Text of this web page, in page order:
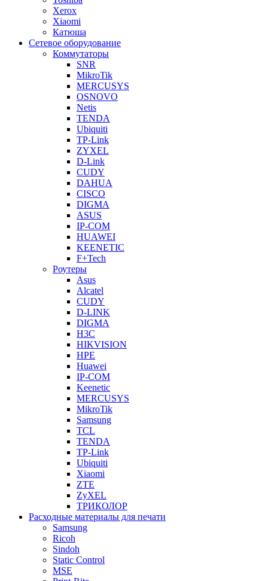
Xerox
Xiaomi
Катюша
Сетевое оборудование
Коммутаторы
SNR
MikroTik
MERCUSYS
OSNOVO
Netis
TENDA
Ubiquiti
TP-Link
ZYXEL
D-Link
CUDY
DAHUA
CISCO
DIGMA
ASUS
IP-COM
HUAWEI
KEENETIC
F+Tech
Роутеры
Asus
Alcatel
CUDY
D-LINK
DIGMA
H3C
HIKVISION
HPE
Huawei
IP-COM
Keenetic
MERCUSYS
MikroTik
Samsung
TCL
TENDA
TP-Link
Ubiquiti
Xiaomi
ZTE
ZyXEL
ТРИКОЛОР
Расходные материалы для печати
Samsung
Ricoh
Sindoh
Static Control
MSE